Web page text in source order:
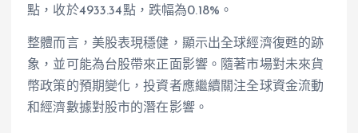
點，收於4933.34點，跌幅為0.18%。
整體而言，美股表現穩健，顯示出全球經濟復甦的跡
象，並可能為台股帶來正面影響。隨著市場對未來貨
幣政策的預期變化，投資者應繼續關注全球資金流動
和經濟數據對股市的潛在影響。